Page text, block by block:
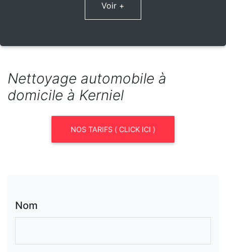
Voir +
Nettoyage automobile à
domicile à Kerniel
NOS TARIFS ( CLICK ICI )
Nom